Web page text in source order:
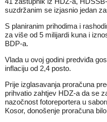
suzdržanim se izjasnio jedan
S planiranim prihodima i
za više od 5 milijardi kuna i
BDP-a.
Vlada u ovoj godini predviđa
inflaciju od 2,4 posto.
Prije izglasavanja proračuna
prihvatio zahtjev HDZ-a da se
nazočnost fotoreportera u
Kosor, donošenje proračuna